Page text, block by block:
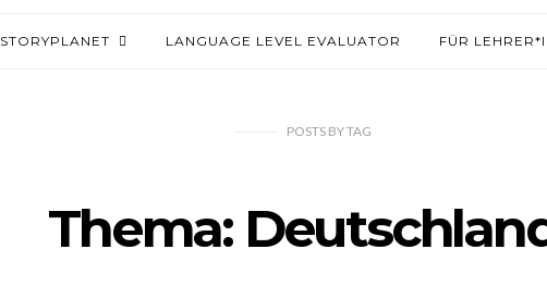
STORYPLANET LANGUAGE LEVEL EVALUATOR FÜR
POSTS BYTAG
Thema: